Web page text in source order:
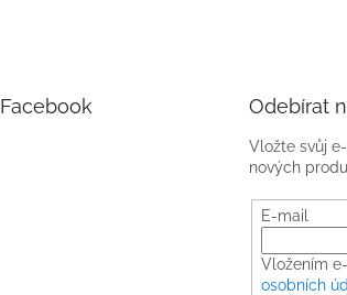
Facebook Odebírat
Vložte svůj
nových
E-mail
Vložením
osobních